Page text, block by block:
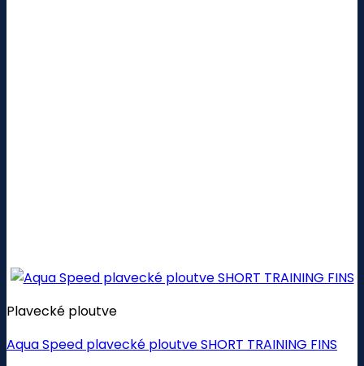
Plavecké ploutve
Aqua Speed plavecké ploutve SHORT TRAINING FINS